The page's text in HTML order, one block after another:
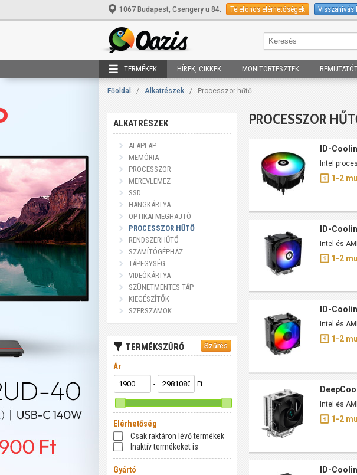
1067 Budapest, Csengery u 84. Telefonos elérhetőségek Visszahívás
TERMÉKEK HÍREK, CIKKEK MONITORTESZTEK
Főoldal / Alkatrészek / Processzor hűtő
ALKATRÉSZEK
ALAPLAP
MEMÓRIA
PROCESSZOR
MEREVLEMEZ
SSD
HANGKÁRTYA
OPTIKAI MEGHAJTÓ
PROCESSZOR HŰTŐ
RENDSZERHŰTŐ
SZÁMÍTÓGÉPHÁZ
TÁPEGYSÉG
VIDEÓKÁRTYA
SZÜNETMENTES TÁP
KIEGÉSZÍTŐK
SZERSZÁMOK
TERMÉKSZŰRŐ
Ár
- Ft
Elérhetőség
Csak raktáron lévő termékek
Inaktív termékeket is
Gyártó
PROCESSZOR
ID-
Intel
1-2
ID-
Intel és
1-2
ID-
Intel és
1-2
Intel és
1-2
ID-